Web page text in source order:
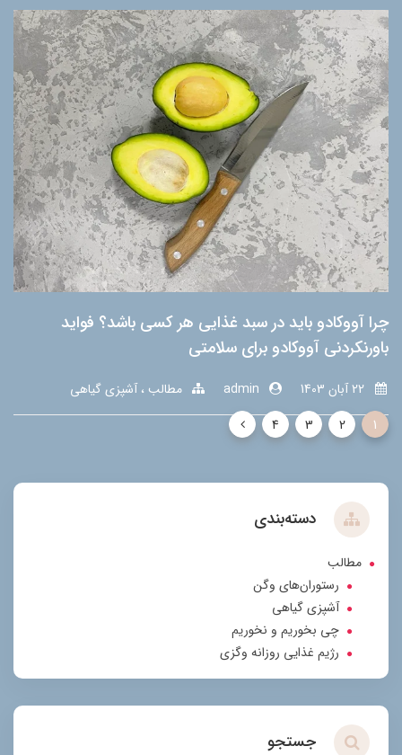
چرا آووکادو باید در سبد غذایی هر کسی باشد؟ فواید
باورنکردنی آووکادو برای سلامتی
admin مطالب آشپزی گیاهی
1
2
3
4
دسته‌بندی
مطالب
رستوران‌های وگن
آشپزی گیاهی
چی بخوریم و نخوریم
رژیم غذایی روزانه وگزی
جستجو